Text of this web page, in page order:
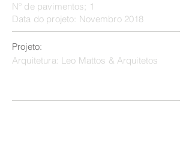
Nº de pavimentos; 1
Data do projeto: Novembro 2018
Projeto:
Arquitetura: Leo Mattos & Arquitetos